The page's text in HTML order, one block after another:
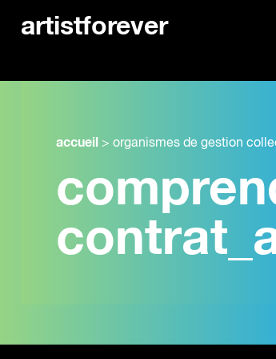
artistforever
accueil > organismes de gestion